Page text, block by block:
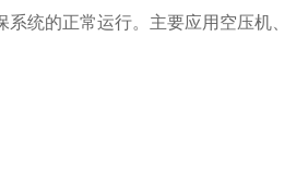
统的正常运行。主要应用空压机、